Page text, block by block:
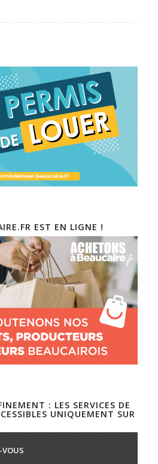
EST EN LIGNE !
: LES SERVICES DE
UNIQUEMENT SUR
VOUS